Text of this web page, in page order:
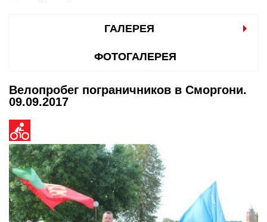
ГАЛЕРЕЯ
ФОТОГАЛЕРЕЯ
Велопробег пограничников в Сморгони.
09.09.2017